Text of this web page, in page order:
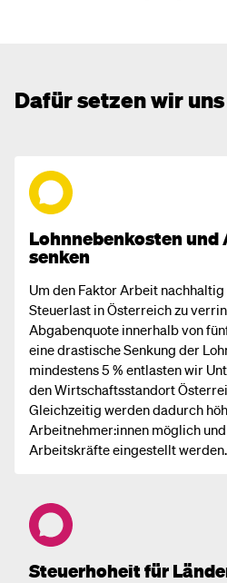
Dafür setzen wir
Lohnnebenkosten
senken
Um den Faktor Arbeit
Steuerlast in Österreich zu
Abgabenquote innerhalb von
eine drastische Senkung der
mindestens 5 % entlasten wir
den Wirtschaftsstandort
Gleichzeitig werden dadurch
Arbeitnehmer:innen möglich
Arbeitskräfte eingestellt werden.
Steuerhoheit für